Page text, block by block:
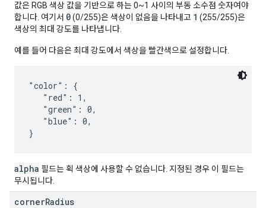
값은 RGB 색상 값을 기반으로 하는 0~1 사이의 부동 소수점 숫자여야
합니다. 여기서 0(0/255)은 색상이 없음을 나타내고 1 (255/255)은
색상의 최대 강도를 나타냅니다.
예를 들어 다음은 최대 강도에서 색상을 빨간색으로 설정합니다.
"color": {
   "red": 1,
   "green": 0,
   "blue": 0,
alpha 필드는 획 색상에 사용할 수 없습니다. 지정된 경우 이 필드는
무시됩니다.
cornerRadius